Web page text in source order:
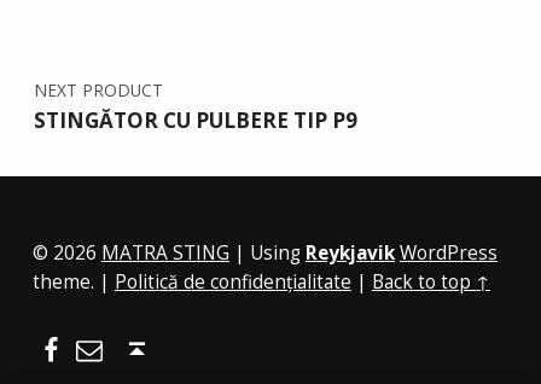
NEXT PRODUCT
STINGĂTOR CU PULBERE TIP P9
© 2026 MATRA STING | Using ReykjavikWordPress
theme. | Politică de confidențialitate | Back to top ↑